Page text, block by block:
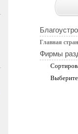
Главная
Фирмы